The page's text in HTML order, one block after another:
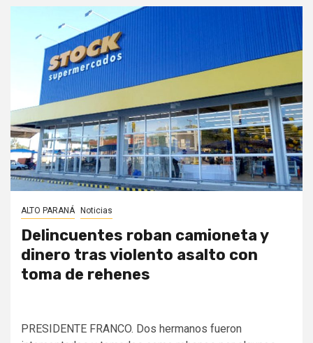
ALTO PARANÁ Noticias
Delincuentes roban camioneta y
dinero tras violento asalto con
toma de rehenes
PRESIDENTE FRANCO. Dos hermanos fueron